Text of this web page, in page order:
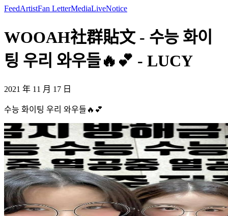
FeedArtistFan LetterMediaLiveNotice
WOOAH社群貼文 - 수능 화이
팅 우리 와우들🔥💕 - LUCY
2021 年 11 月 17 日
수능 화이팅 우리 와우들🔥💕